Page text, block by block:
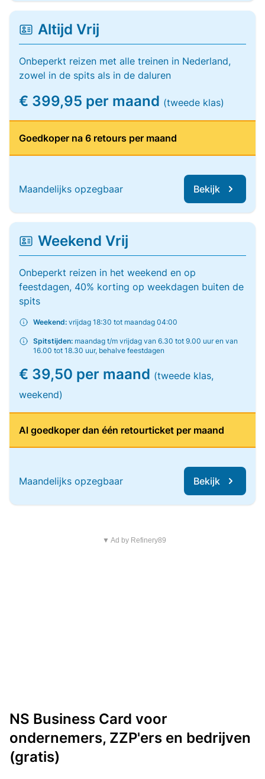
Altijd Vrij
Onbeperkt reizen met alle treinen in Nederland,
zowel in de spits als in de daluren
€ 399,95 per maand (tweede klas)
Goedkoper na 6 retours per maand
Maandelijks opzegbaar Bekijk
Weekend Vrij
Onbeperkt reizen in het weekend en op
feestdagen, 40% korting op weekdagen buiten de
spits
Weekend: vrijdag 18:30 tot maandag 04:00
Spitstijden: maandag t/m vrijdag van 6.30 tot 9.00 uur en van
16.00 tot 18.30 uur, behalve feestdagen
€ 39,50 per maand (tweede klas,
weekend)
Al goedkoper dan één retourticket per maand
Maandelijks opzegbaar Bekijk
▼ Ad by Refinery89
NS Business Card voor
ondernemers, ZZP'ers en bedrijven
(gratis)